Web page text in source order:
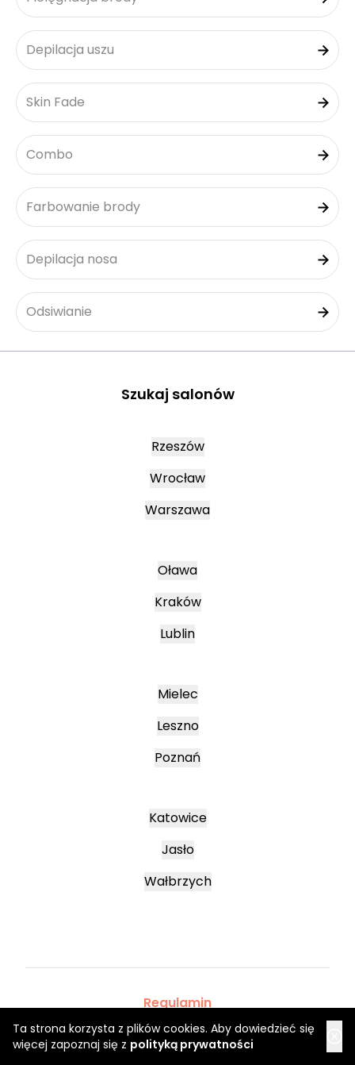
Ta strona korzysta z plików cookies. Aby dowiedzieć się
więcej zapoznaj się z polityką prywatności
Depilacja uszu
Skin Fade
Combo
Farbowanie brody
Depilacja nosa
Odsiwianie
Szukaj salonów
Rzeszów
Wrocław
Warszawa
Oława
Kraków
Lublin
Mielec
Leszno
Poznań
Katowice
Jasło
Wałbrzych
Regulamin
Regulaminy promocyjne
Polityka prywatności